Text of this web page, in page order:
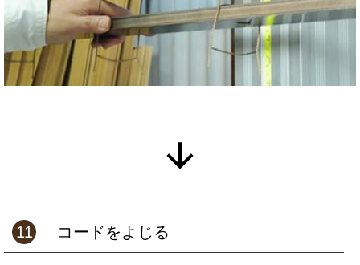
11 コードをよじる